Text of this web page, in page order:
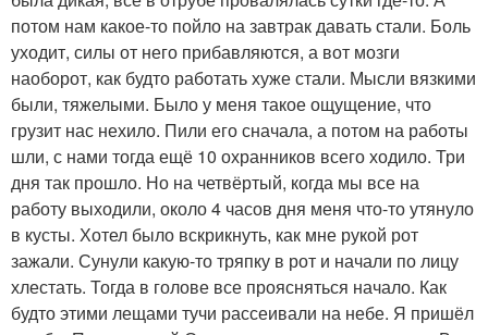
потом нам какое-то пойло на завтрак давать стали. Боль
уходит, силы от него прибавляются, а вот мозги
наоборот, как будто работать хуже стали. Мысли вязкими
были, тяжелыми. Было у меня такое ощущение, что
грузит нас нехило. Пили его сначала, а потом на работы
шли, с нами тогда ещё 10 охранников всего ходило. Три
дня так прошло. Но на четвёртый, когда мы все на
работу выходили, около 4 часов дня меня что-то утянуло
в кусты. Хотел было вскрикнуть, как мне рукой рот
зажали. Сунули какую-то тряпку в рот и начали по лицу
хлестать. Тогда в голове все проясняться начало. Как
будто этими лещами тучи рассеивали на небе. Я пришёл